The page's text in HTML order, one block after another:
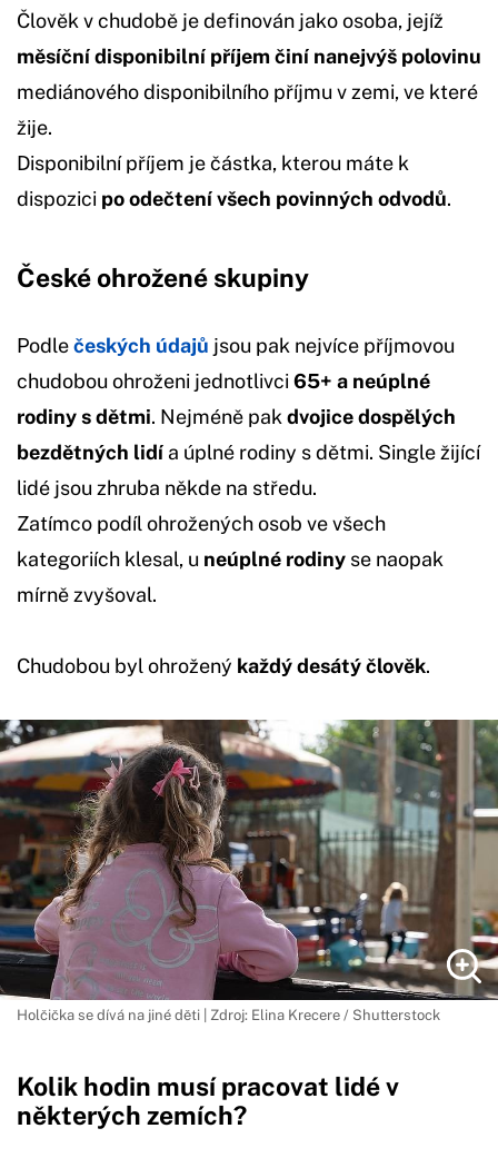
Člověk v chudobě je definován jako osoba, jejíž
měsíční disponibilní příjem činí nanejvýš polovinu
mediánového disponibilního příjmu v zemi, ve které
žije.
Disponibilní příjem je částka, kterou máte k
dispozici po odečtení všech povinných odvodů.
České ohrožené skupiny
Podlečeských údajů jsou pak nejvíce příjmovou
chudobou ohroženi jednotlivci 65+ a neúplné
rodiny s dětmi. Nejméně pak dvojice dospělých
bezdětných lidí a úplné rodiny s dětmi. Single žijící
lidé jsou zhruba někde na středu.
Zatímco podíl ohrožených osob ve všech
kategoriích klesal, u neúplné rodiny se naopak
mírně zvyšoval.
Chudobou byl ohrožený každý desátý člověk.
Holčička se dívá na jiné děti | Zdroj: Elina Krecere / Shutterstock
Kolik hodin musí pracovat lidé v
některých zemích?